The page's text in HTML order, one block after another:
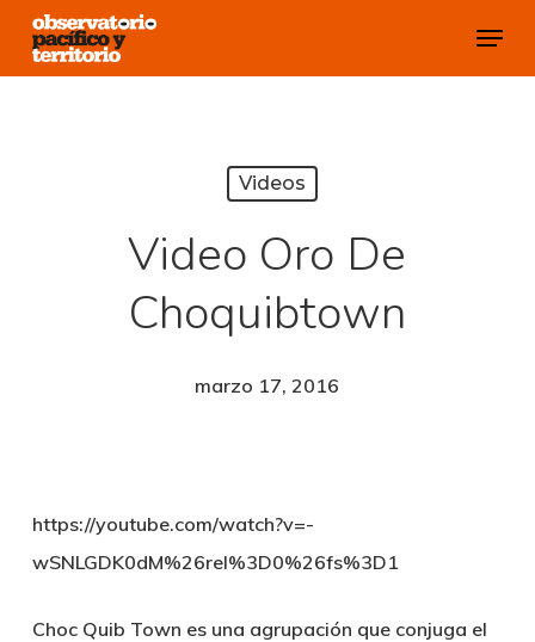
Skip
Menu
Videos
Video Oro De
Choquibtown
marzo 17, 2016
https://youtube.com/watch?v=-
wSNLGDK0dM%26rel%3D0%26fs%3D1
Choc Quib Town es una agrupación que conjuga el
Close